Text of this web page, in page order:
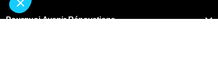
Pourquoi Avenir Rénovations